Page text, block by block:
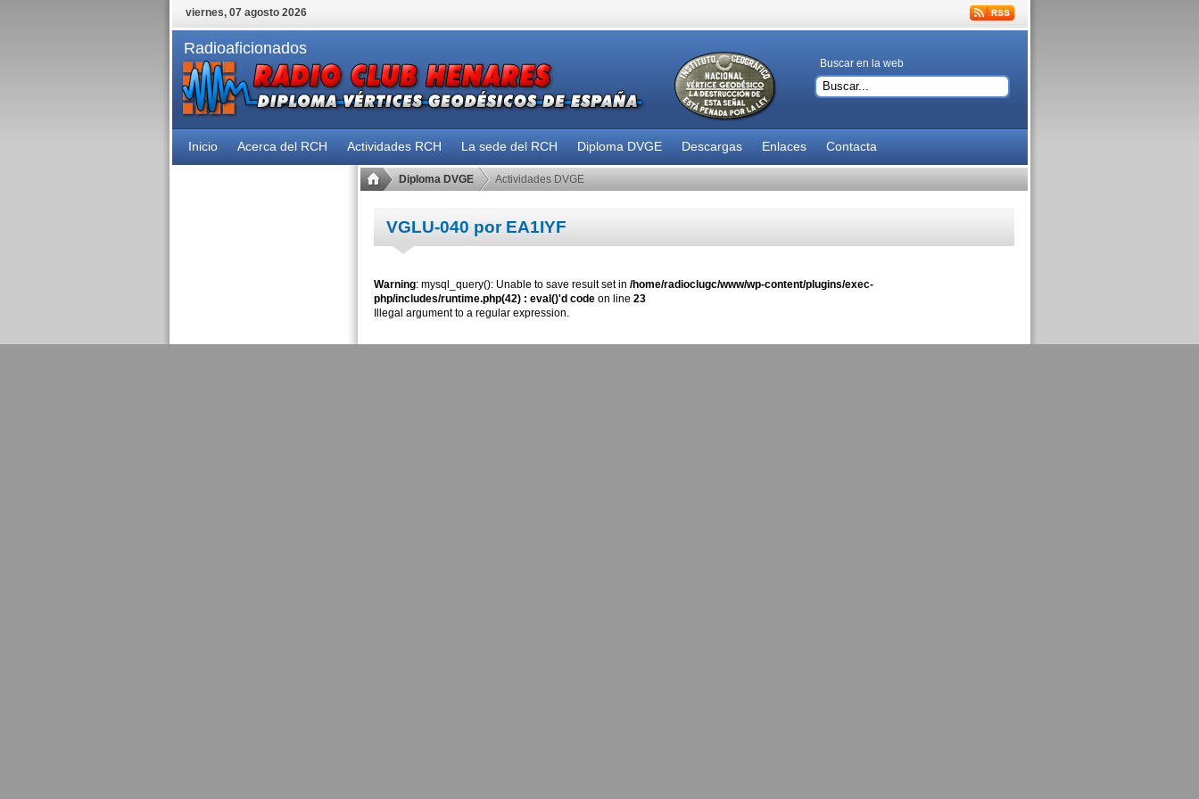
viernes, 07 agosto 2026
Radioaficionados
Buscar en la web
Inicio Acerca del RCH Actividades RCH La sede del RCH Diploma DVGE Descargas Enlaces Contacta
Diploma DVGE Actividades DVGE
VGLU-040 por EA1IYF
Warning: mysql_query(): Unable to save result set in /home/radioclugc/www/wp-content/plugins/exec-
php/includes/runtime.php(42) : eval()'d codeon line 23
Illegal argument to a regular expression.